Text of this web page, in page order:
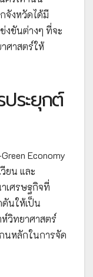
จังหวัดได้มี
งขันต่างๆ ที่จะ
ศาสตร์ให้
ประยุกต์
Economy
ยน และ
เศรษฐกิจที่
นให้เป็น
วิทยาศาสตร์
นหลักในการจัด